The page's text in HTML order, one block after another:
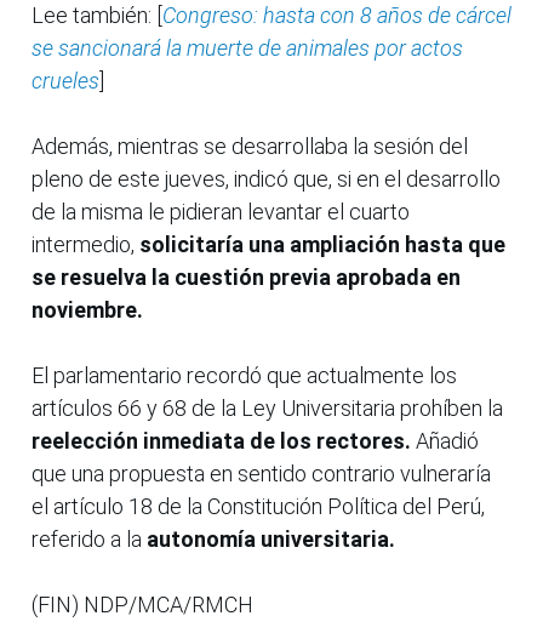
Lee también: [ Congreso: hasta con 8 años de cárcel
se sancionará la muerte de animales por actos
crueles
Además, mientras se desarrollaba la sesión del
pleno de este jueves, indicó que, si en el desarrollo
de la misma le pidieran levantar el cuarto
intermedio, solicitaría una ampliación hasta que
se resuelva la cuestión previa aprobada en
noviembre.
El parlamentario recordó que actualmente los
artículos 66 y 68 de la Ley Universitaria prohíben la
reelección inmediata de los rectores. Añadió
que una propuesta en sentido contrario vulneraría
el artículo 18 de la Constitución Política del Perú,
referido a la autonomía universitaria.
(FIN) NDP/MCA/RMCH